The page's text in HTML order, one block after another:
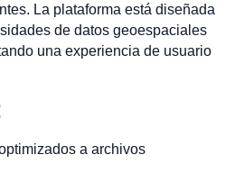
La plataforma está diseñada
de datos geoespaciales
una experiencia de usuario
a archivos